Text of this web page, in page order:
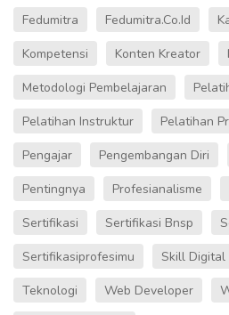
Fedumitra
Fedumitra.co.id
Kompetensi
Konten Kreator
Metodologi Pembelajaran
Pelatihan Instruktur
Pelatihan
Pengajar
Pengembangan Diri
Pentingnya
Profesianalisme
Sertifikasi
Sertifikasi Bnsp
Sertifikasiprofesimu
Skill Digital
Teknologi
Web Developer